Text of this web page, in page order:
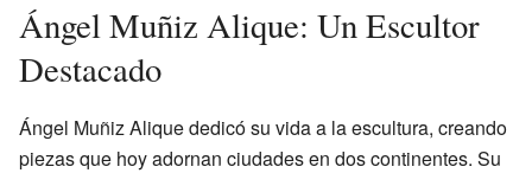
Ángel Muñiz Alique: Un Escultor
Destacado
Ángel Muñiz Alique dedicó su vida a la escultura, creando
piezas que hoy adornan ciudades en dos continentes. Su